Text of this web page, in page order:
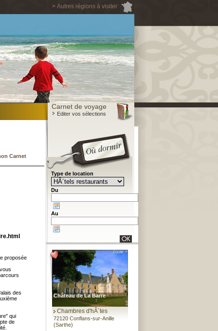
> Autres régions à visiter
Carnet de voyage
Editer vos sélections
Carnet
proposée
des
qui
de
Type de location
Du
Au
Château de La Barre
Chambres d'hÃ´tes
72120 Conflans-sur-Anille
(Sarthe)